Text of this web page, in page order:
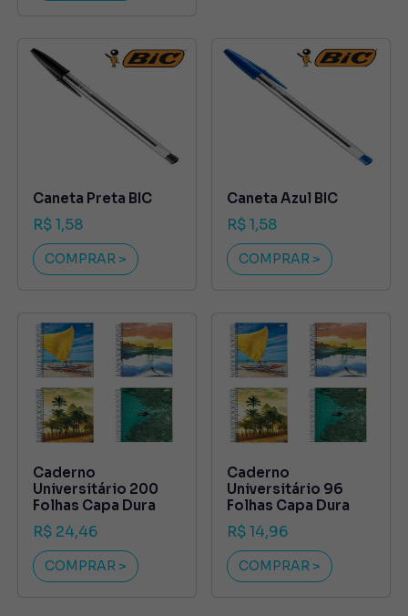
Caneta Preta BIC
R$ 1,58
COMPRAR >
Caneta Azul BIC
R$ 1,58
COMPRAR >
Caderno
Universitário 200
Folhas Capa Dura
R$ 24,46
COMPRAR >
Caderno
Universitário 96
Folhas Capa Dura
R$ 14,96
COMPRAR >